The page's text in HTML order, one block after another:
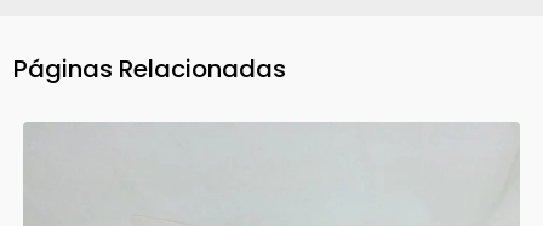
Páginas Relacionadas